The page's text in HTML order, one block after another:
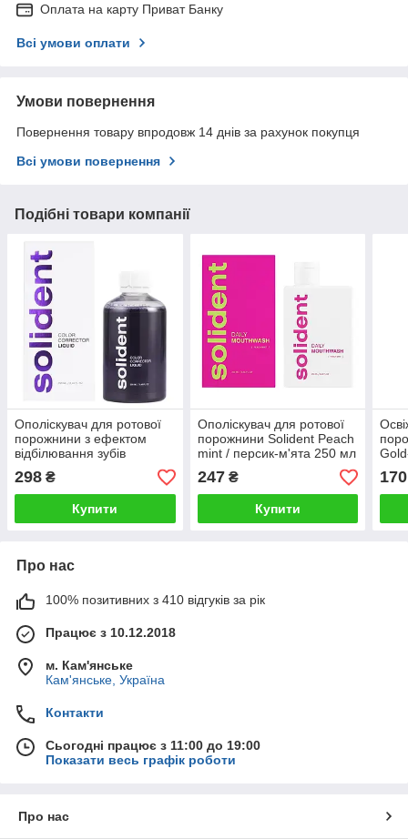
Оплата на карту Приват Банку
Всі умови оплати
Умови повернення
Повернення товару впродовж 14 днів за рахунок покупця
Всі умови повернення
Подібні товари компанії
Ополіскувач для ротової
порожнини з ефектом
відбілювання зубів
Solident Color corrector
liquid 250 мл
298 ₴
Купити
Ополіскувач для ротової
порожнини Solident Peach
mint / персик-м'ята 250 мл
247₴
Купити
з
мл
170
Про нас
100% позитивних з 410 відгуків за рік
Працює з 10.12.2018
м. Кам'янське
Кам'янське, Україна
Контакти
Сьогодні працює з 11:00 до 19:00
Показати весь графік роботи
Про нас